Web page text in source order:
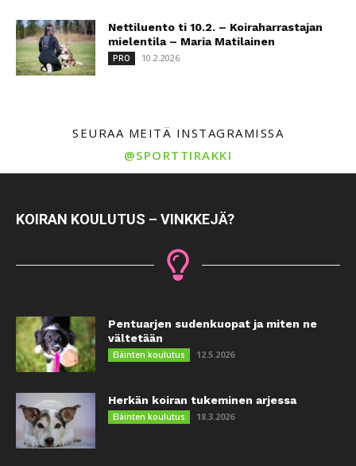
Nettiluento ti 10.2. – Koiraharrastajan
mielentila – Maria Matilainen
PRO 10.2.2026
SEURAA MEITÄ INSTAGRAMISSA
@SPORTTIRAKKI
KOIRAN KOULUTUS – VINKKEJÄ?
Pentuarjen sudenkuopat ja miten ne
vältetään
Eläinten koulutus 12.5.2026
Herkän koiran tukeminen arjessa
Eläinten koulutus 18.3.2026